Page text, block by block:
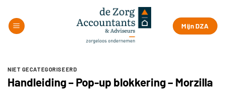
naar
inhoud
Mijn DZA
NIET GECATEGORISEERD
Handleiding – Pop-up blokkering – Morzilla